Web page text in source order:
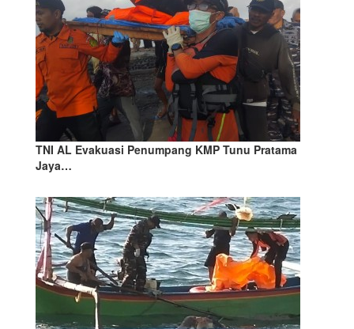
TNI AL Evakuasi Penumpang KMP Tunu Pratama
Jaya…